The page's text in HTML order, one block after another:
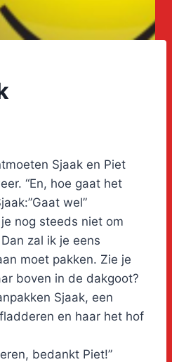
Sjaak en Piet
“En, hoe gaat het
wel”
nog steeds niet om
zal ik je eens
moet pakken. Zie je
boven in de dakgoot?
Sjaak, een
en haar het hof
bedankt Piet!”